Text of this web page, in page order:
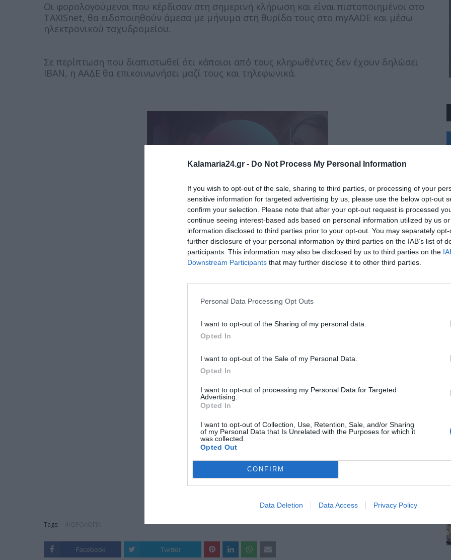
Kalamaria24.gr - Do Not Process My Personal Information
If you wish to opt-out of the sale, sharing to third parties, or processing of your
sensitive information for targeted advertising by us, please use the below opt-out
confirm your selection. Please note that after your opt-out request is processed
continue seeing interest-based ads based on personal information utilized by us
information disclosed to third parties prior to your opt-out. You may separately
further disclosure of your personal information by third parties on the IAB’s list of
participants. This information may also be disclosed by us to third parties on the
Downstream Participants that may further disclose it to other third parties.
Personal Data Processing Opt Outs
I want to opt-out of the Sharing of my personal data.
Opted In
I want to opt-out of the Sale of my Personal Data.
Opted In
I want to opt-out of processing my Personal Data for Targeted
Advertising.
Opted In
I want to opt-out of Collection, Use, Retention, Sale, and/or Sharing
of my Personal Data that Is Unrelated with the Purposes for which it
was collected.
Opted Out
CONFIRM
Data Deletion Data Access Privacy Policy
Οι φορολογούμενοι που κέρδισαν στη σημερινή κλήρωση και είναι πιστοποιημένοι στο
TAXISnet, θα ειδοποιηθούν άμεσα με μήνυμα στη θυρίδα τους στο myAADE και μέσω
ηλεκτρονικού ταχυδρομείου.
Σε περίπτωση που διαπιστωθεί ότι κάποιοι από τους κληρωθέντες δεν έχουν δηλώσει
ΙΒΑΝ, η ΑΑΔΕ θα επικοινωνήσει μαζί τους και τηλεφωνικά.
Tags:
Facebook Twitter
+
°